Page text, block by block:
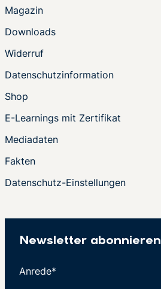
Magazin
Downloads
Widerruf
Datenschutzinformation
Shop
E-Learnings mit Zertifikat
Mediadaten
Fakten
Datenschutz-Einstellungen
Newsletter abonnieren
Anrede*